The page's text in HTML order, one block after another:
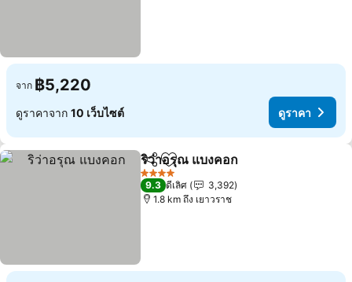
จาก ฿5,220
ดูราคาจาก 10 เว็บไซต์ ดูราคา
แชร์ เพิ่มในรายการโปรด
ริว่าอรุณ แบงคอก
4 ดาว
9.3 ดีเลิศ
3,392
1.8 km ถึง เยาวราช